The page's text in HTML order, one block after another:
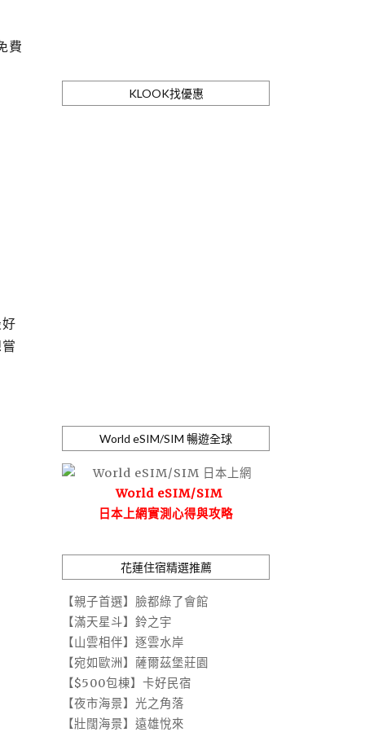
費
KLOOK找優惠
World eSIM/SIM 暢遊全球
World eSIM/SIM
日本上網實測心得與攻略
花蓮住宿精選推薦
【親子首選】臉都綠了會館
【滿天星斗】鈴之宇
【山雲相伴】逐雲水岸
【宛如歐洲】薩爾茲堡莊園
【$500包棟】卡好民宿
【夜市海景】光之角落
【壯闊海景】遠雄悅來